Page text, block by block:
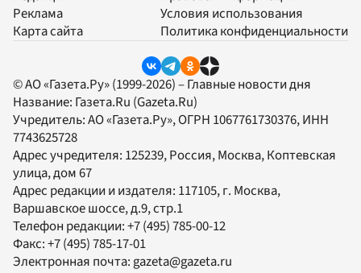
Реклама
Карта сайта
Условия использования
Политика конфиденциальности
© АО «Газета.Ру» (1999-2026) – Главные новости дня
Название: Газета.Ru (Gazeta.Ru)
Учредитель:АО «Газета.Ру», ОГРН 1067761730376, ИНН
7743625728
Адрес учредителя: 125239, Россия, Москва, Коптевская
улица, дом 67
Адрес редакции и издателя: 117105, г. Москва,
Варшавское шоссе, д.9, стр.1
Телефон редакции:+7 (495) 785-00-12
Факс:+7 (495) 785-17-01
Электронная почта:gazeta@gazeta.ru